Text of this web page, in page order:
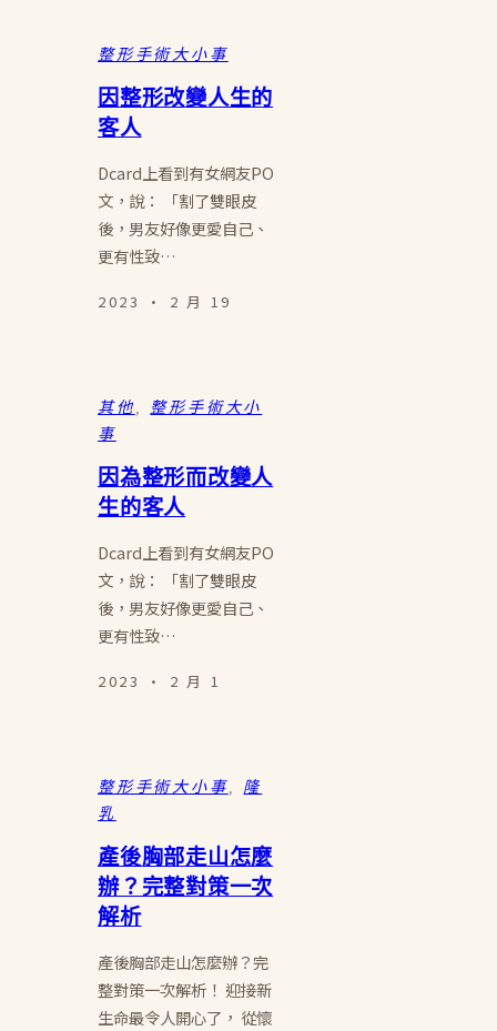
整形手術大小事
因整形改變人生的
客人
Dcard上看到有女網友PO
文，說： 「割了雙眼皮
後，男友好像更愛自己、
更有性致…
2023 · 2 月 19
其他
整形手術大小
事
因為整形而改變人
生的客人
Dcard上看到有女網友PO
文，說： 「割了雙眼皮
後，男友好像更愛自己、
更有性致…
2023 · 2 月 1
整形手術大小事
隆
乳
產後胸部走山怎麼
辦？完整對策一次
解析
產後胸部走山怎麼辦？完
整對策一次解析！ 迎接新
生命最令人開心了， 從懷